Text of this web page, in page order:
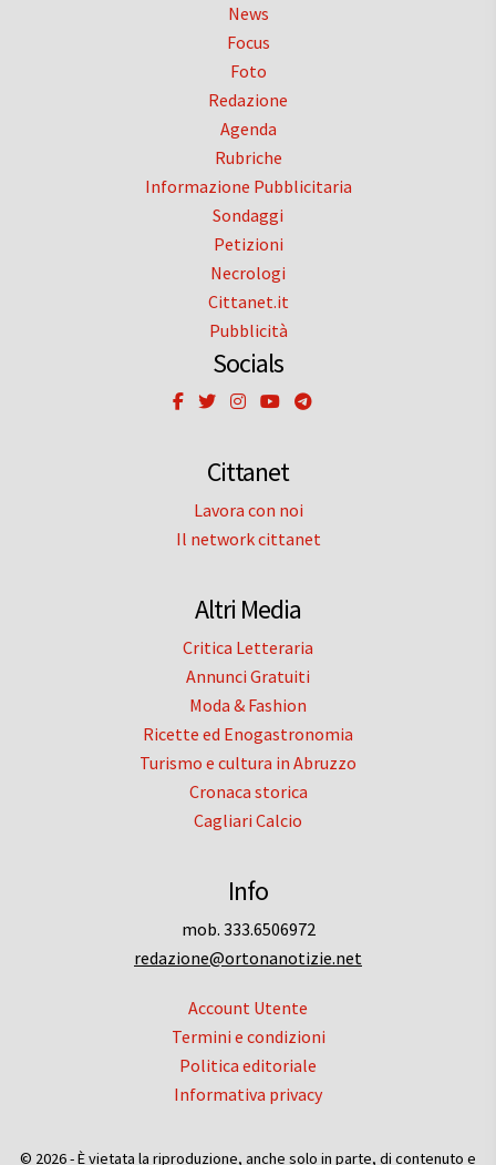
News
Focus
Foto
Redazione
Agenda
Rubriche
Informazione Pubblicitaria
Sondaggi
Petizioni
Necrologi
Cittanet.it
Pubblicità
Socials
Cittanet
Lavora con noi
Il network cittanet
Altri Media
Critica Letteraria
Annunci Gratuiti
Moda & Fashion
Ricette ed Enogastronomia
Turismo e cultura in Abruzzo
Cronaca storica
Cagliari Calcio
Info
mob. 333.6506972
redazione@ortonanotizie.net
Account Utente
Termini e condizioni
Politica editoriale
Informativa privacy
© 2026 - È vietata la riproduzione, anche solo in parte, di contenuto e